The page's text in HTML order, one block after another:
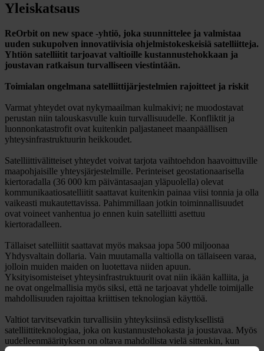
Yleiskatsaus
ReOrbit on new space -yhtiö, joka suunnittelee ja valmistaa
uuden sukupolven innovatiivisia ohjelmistokeskeisiä satelliitteja.
Yhtiön satelliitit tarjoavat valtioille kustannustehokkaan ja
joustavan ratkaisun turvalliseen viestintään.
Toimialan ongelmana satelliittijärjestelmien rajoitteet ja riskit
Varmat yhteydet ovat nykymaailman kulmakivi; ne muodostavat
perustan niin talouskasvulle kuin turvallisuudelle. Konfliktit ja
luonnonkatastrofit ovat kuitenkin paljastaneet maanpäällisen
yhteysinfrastruktuurin heikkoudet.
Satelliittivälitteiset yhteydet voivat tarjota vaihtoehdon haavoittuville
maapohjaisille yhteysjärjestelmille. Perinteiset geostationaarisella
kiertoradalla (36 000 km päiväntasaajan yläpuolella) olevat
kommunikaatiosatelliitit saattavat kuitenkin painaa viisi tonnia ja olla
vaikeasti mukautettavissa. Pahimmillaan jotkin toiminnallisuudet
ovat voineet vanhentua jo ennen kuin satelliitti asettuu
kiertoradalleen.
Tällaiset satelliitit saattavat myös maksaa jopa 500 miljoonaa
Yhdysvaltain dollaria. Vain muutamalla valtiolla on tällaiseen varaa,
jolloin muiden maiden on luotettava niiden apuun.
Yksityisomisteiset yhteysinfrastruktuurit ovat niin ikään kalliita, ja
ne ovat ongelmallisia myös siksi, että ne tarjoavat yhdelle toimijalle
mahdollisuuden rajoittaa kriittisen teknologian käyttöä.
Valtiot tarvitsevatkin turvallisiin yhteyksiinsä edistyksellistä
satelliittiteknologiaa, joka on kustannustehokasta ja joustavaa. Myös
uudelleenmäärityksen on oltava mahdollista vielä sittenkin, kun